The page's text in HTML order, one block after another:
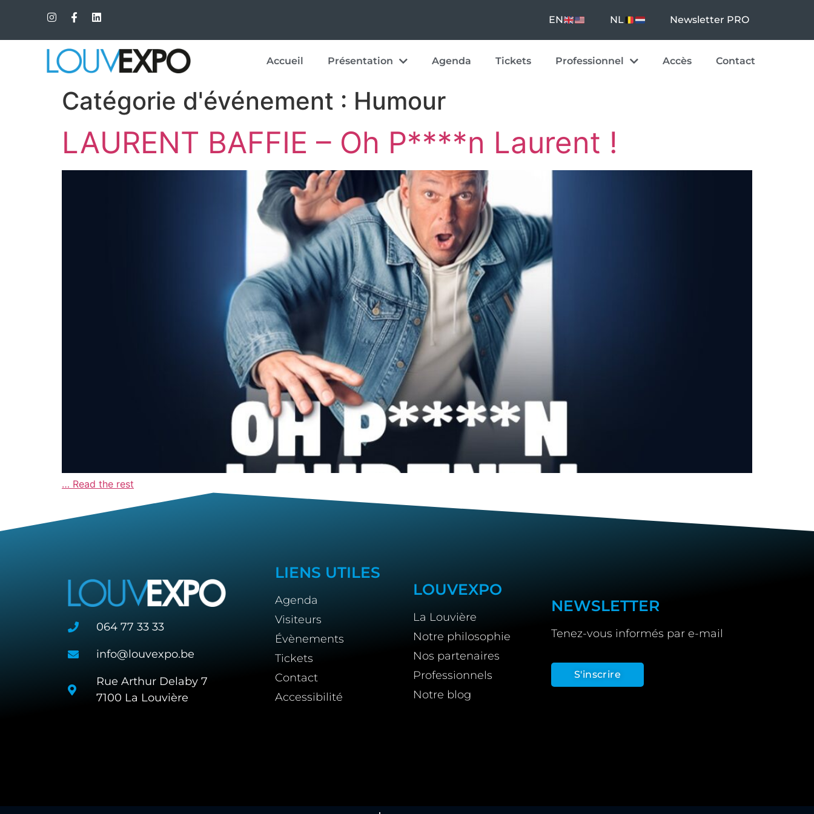
EN NL Newsletter PRO
Accueil Présentation Agenda Tickets Professionnel Accès Contact
Catégorie d'événement : Humour
LAURENT BAFFIE – Oh P****n Laurent !
… Read the rest
064 77 33 33
info@louvexpo.be
Rue Arthur Delaby 7
7100 La Louvière
LIENS UTILES
Agenda
Visiteurs
Évènements
Tickets
Contact
Accessibilité
LOUVEXPO
La Louvière
Notre philosophie
Nos partenaires
Professionnels
Notre blog
NEWSLETTER
Tenez-vous informés par e-mail
S'inscrire